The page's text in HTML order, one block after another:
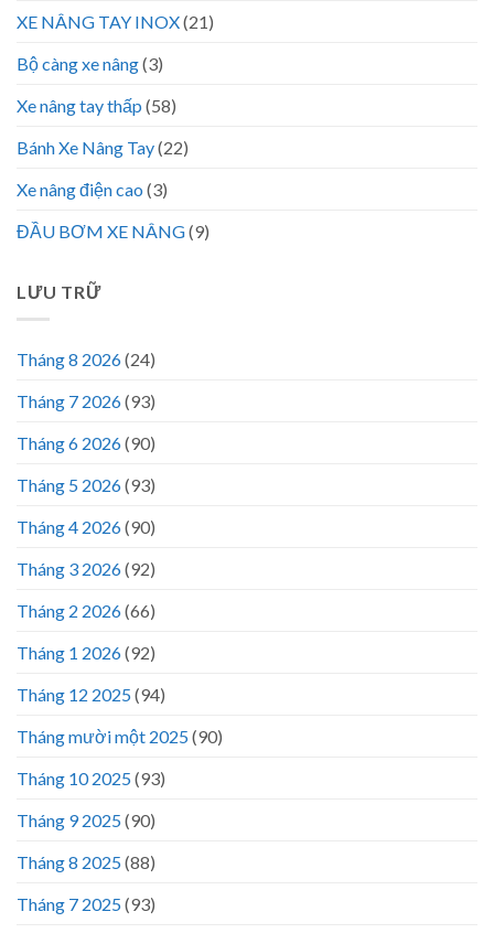
XE NÂNG TAY INOX(21)
Bộ càng xe nâng(3)
Xe nâng tay thấp (58)
Bánh Xe Nâng Tay(22)
Xe nâng điện cao (3)
ĐẦU BƠM XE NÂNG(9)
LƯU TRỮ
Tháng 8 2026(24)
Tháng 7 2026(93)
Tháng 6 2026(90)
Tháng 5 2026(93)
Tháng 4 2026(90)
Tháng 3 2026(92)
Tháng 2 2026(66)
Tháng 1 2026(92)
Tháng 12 2025(94)
Tháng mười một 2025(90)
Tháng 10 2025(93)
Tháng 9 2025(90)
Tháng 8 2025(88)
Tháng 7 2025(93)